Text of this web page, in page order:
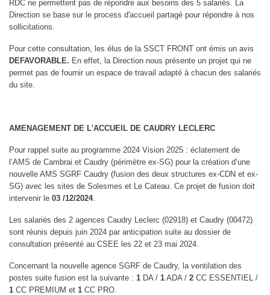
RDC ne permettent pas de répondre aux besoins des 5 salariés. La
Direction se base sur le process d'accueil partagé pour répondre à nos
sollicitations.
Pour cette consultation, les élus de la SSCT FRONT ont émis un avis
DEFAVORABLE. En effet, la Direction nous présente un projet qui ne
permet pas de fournir un espace de travail adapté à chacun des salariés
du site.
AMENAGEMENT DE L'ACCUEIL DE CAUDRY LECLERC
Pour rappel suite au programme 2024 Vision 2025 : éclatement de
l’AMS de Cambrai et Caudry (périmètre ex-SG) pour la création d’une
nouvelle AMS SGRF Caudry (fusion des deux structures ex-CDN et ex-
SG) avec les sites de Solesmes et Le Cateau. Ce projet de fusion doit
intervenir le 03 /12/2024.
Les salariés des 2 agences Caudry Leclerc (02918) et Caudry (00472)
sont réunis depuis juin 2024 par anticipation suite au dossier de
consultation présenté au CSEE les 22 et 23 mai 2024.
Concernant la nouvelle agence SGRF de Caudry, la ventilation des
postes suite fusion est la suivante : 1 DA / 1 ADA / 2 CC ESSENTIEL /
1 CC PREMIUM et 1 CC PRO.